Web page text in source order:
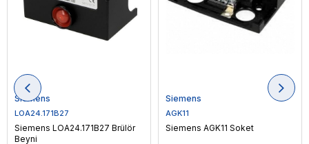
Siemens
LOA24.171B27
Siemens LOA24.171B27 Brülör
Beyni
Siemens
AGK11
Siemens AGK11 Soket